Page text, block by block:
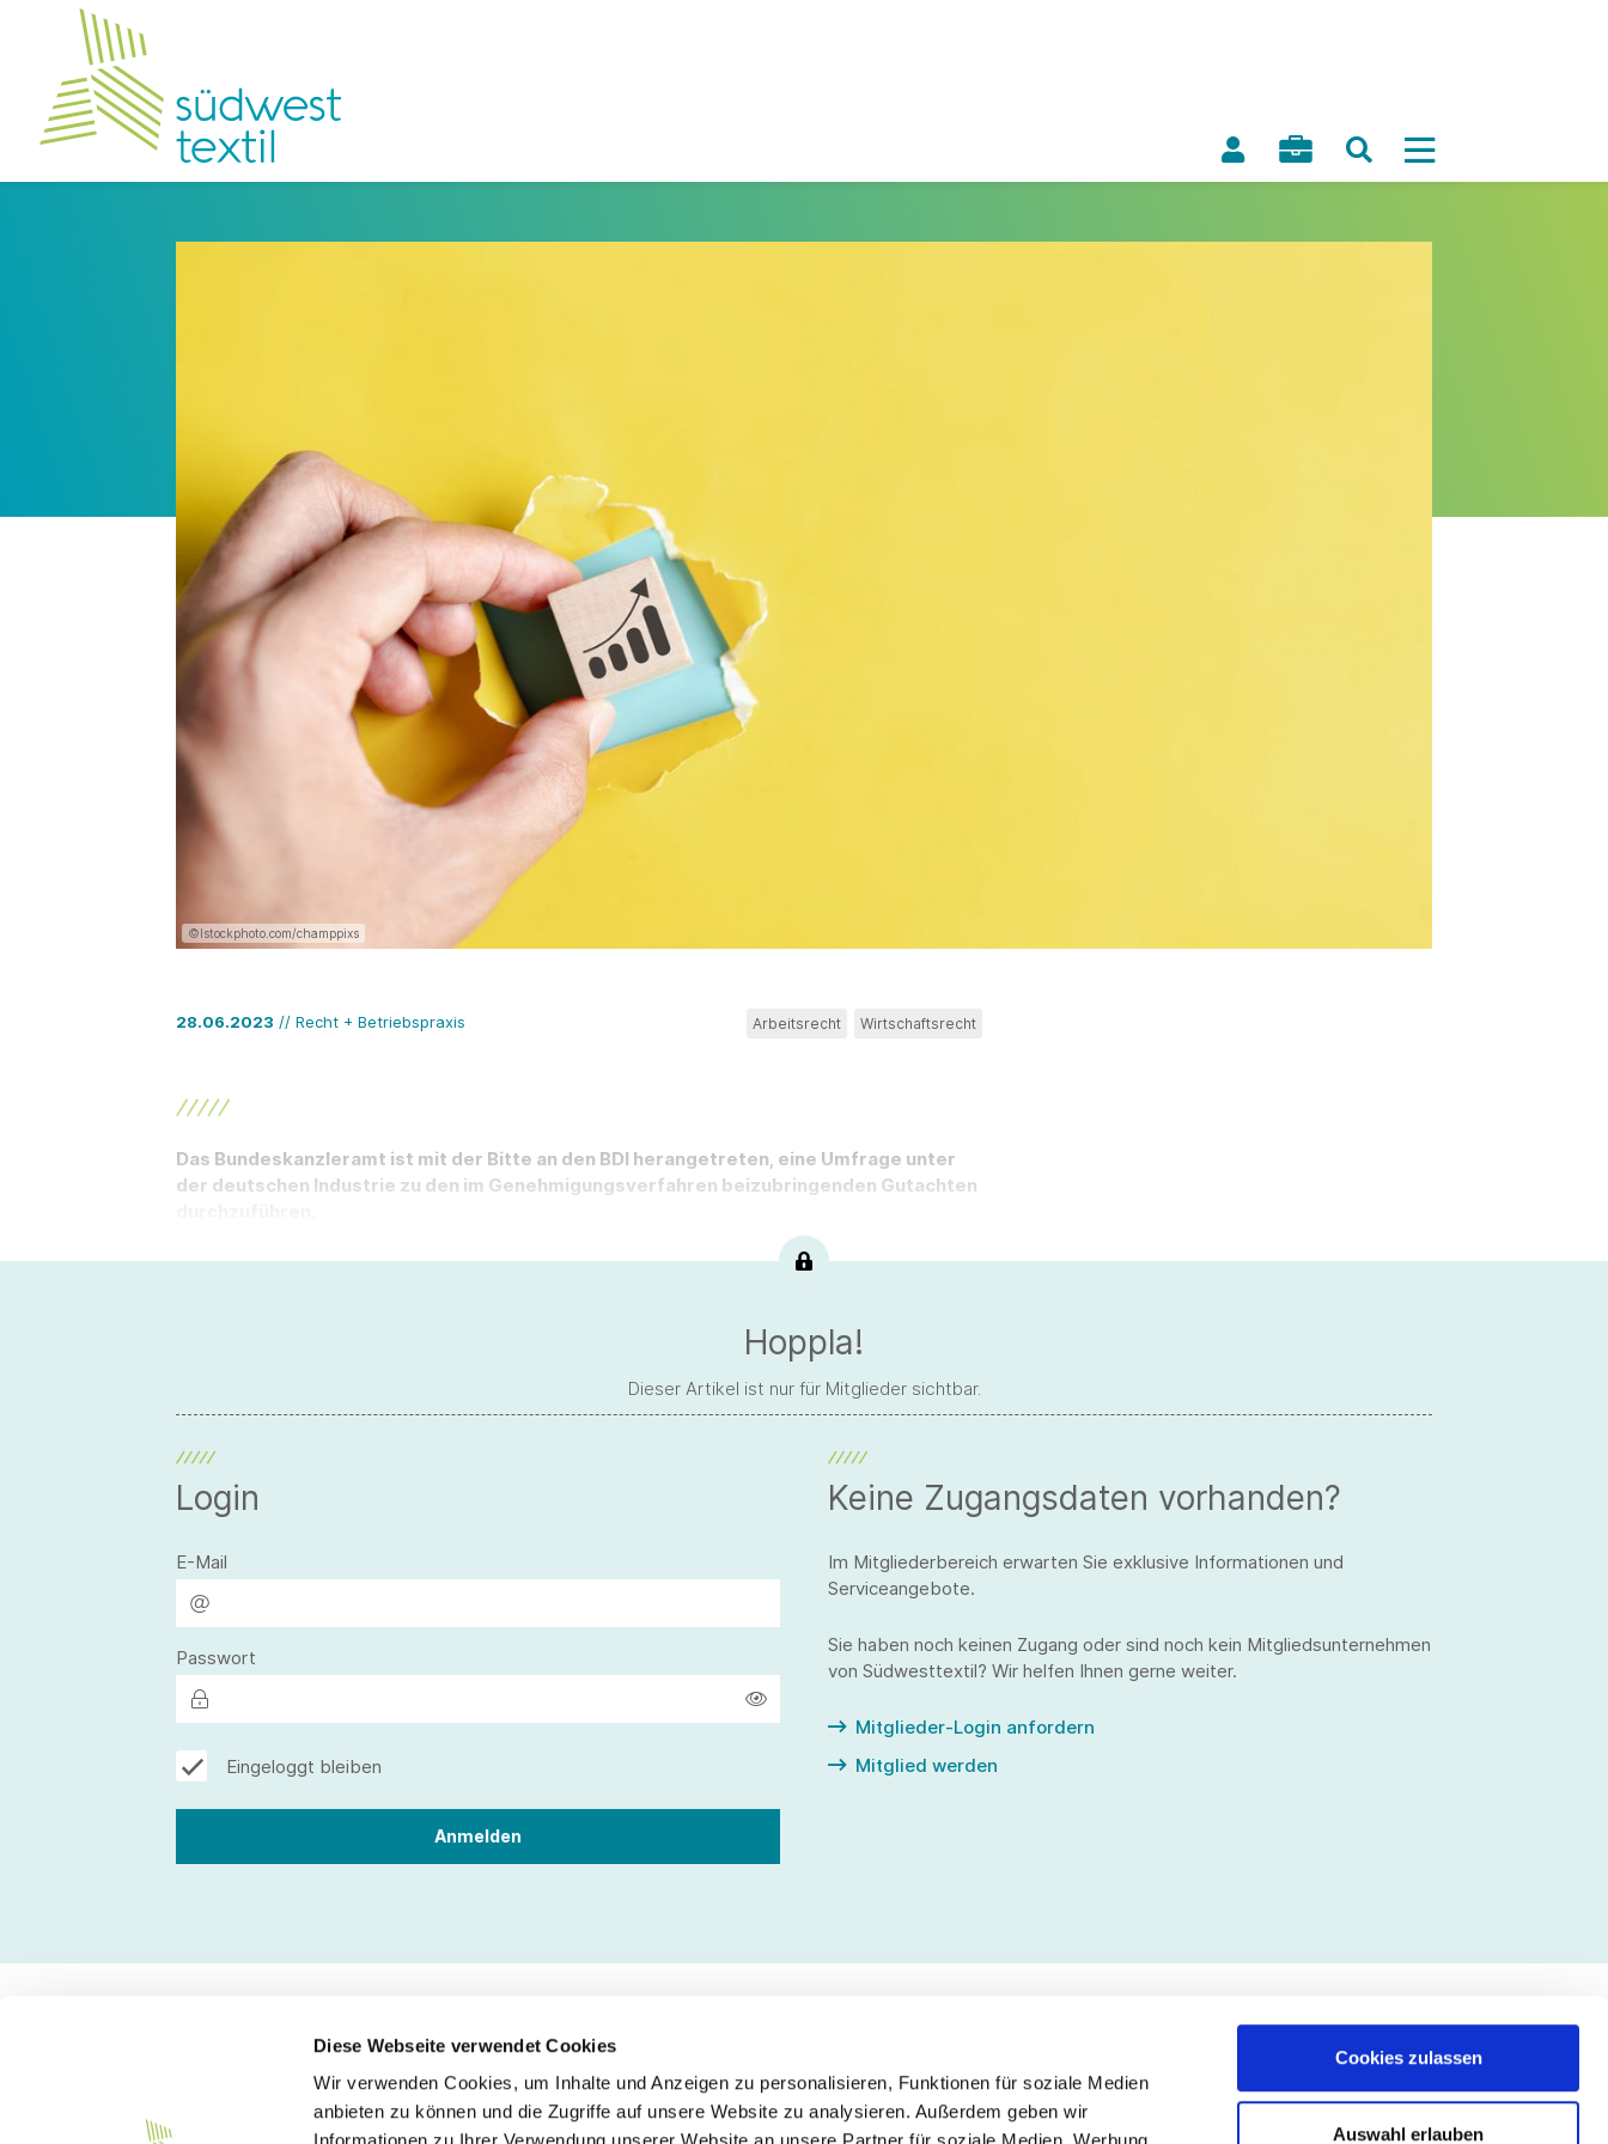
Diese Webseite verwendet Cookies
Wir verwenden Cookies, um Inhalte und Anzeigen zu personalisieren, Funktionen für soziale Medien
anbieten zu können und die Zugriffe auf unsere Website zu analysieren. Außerdem geben wir
Cookies zulassen
Auswahl erlauben
©Istockphoto.com/champpixs
28.06.2023 // Recht + Betriebspraxis Arbeitsrecht Wirtschaftsrecht
Das Bundeskanzleramt ist mit der Bitte an den BDI herangetreten, eine Umfrage unter
der deutschen Industrie zu den im Genehmigungsverfahren beizubringenden Gutachten
Hoppla!
Dieser Artikel ist nur für Mitglieder sichtbar.
Login
E-Mail
Passwort
Eingeloggt bleiben
Keine Zugangsdaten vorhanden?
Im Mitgliederbereich erwarten Sie exklusive Informationen und
Serviceangebote.
Sie haben noch keinen Zugang oder sind noch kein Mitgliedsunternehmen
von Südwesttextil? Wir helfen Ihnen gerne weiter.
Mitglieder-Login anfordern
Mitglied werden
Service Folgen Sie uns